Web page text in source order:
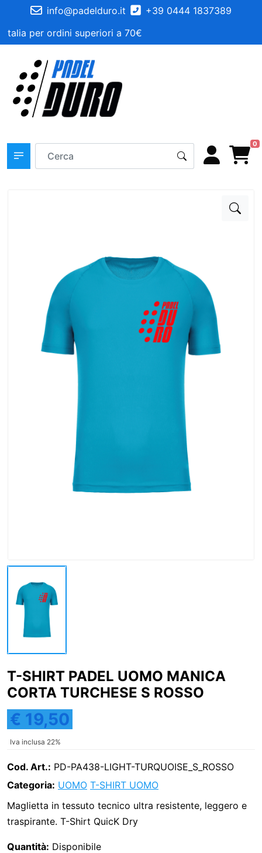
info@padelduro.it
+39 0444 1837389
per ordini superiori a 70€
0
T-SHIRT PADEL UOMO MANICA
CORTA TURCHESE S ROSSO
€ 19,50
Iva inclusa 22%
Cod. Art.: PD-PA438-LIGHT-TURQUOISE_S_ROSSO
Categoria: UOMO T-SHIRT UOMO
Maglietta in tessuto tecnico ultra resistente, leggero e
traspirante. T-Shirt QuicK Dry
Quantità: Disponibile